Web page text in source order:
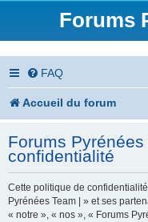
Forums
FAQ
Accueil du forum
Forums
confidentialité
Cette politique de
Pyrénées Team | » et ses
« notre », « nos », « Forums